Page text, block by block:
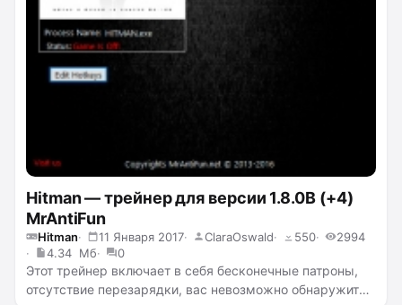
Hitman — трейнер для версии 1.8.0B (+4)
MrAntiFun
Hitman 11 Января 2017 ClaraOswald 550
2994
4.34 Мб
0
Этот трейнер включает в себя бесконечные патроны,
отсутствие перезарядки, вас невозможно обнаружить